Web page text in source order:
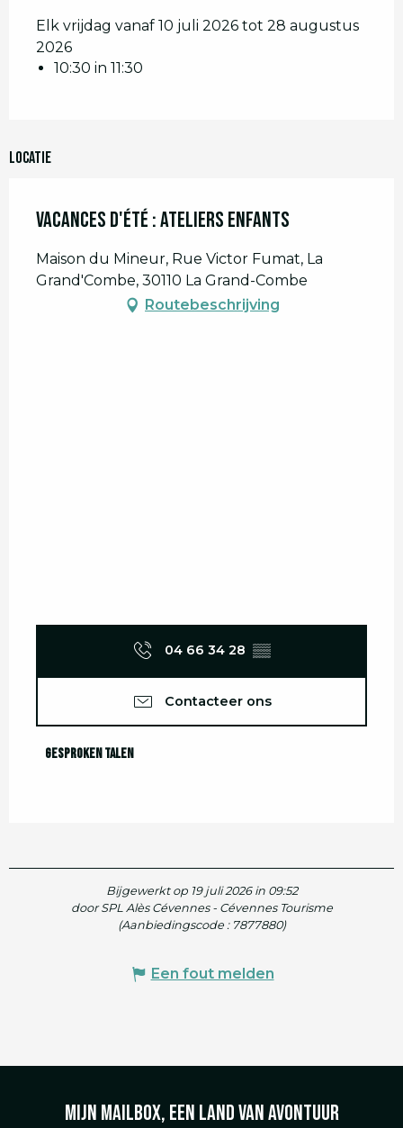
Elk vrijdag vanaf 10 juli 2026 tot 28 augustus
2026
10:30 in 11:30
Locatie
Vacances d'été : Ateliers enfants
Maison du Mineur, Rue Victor Fumat, La
Grand'Combe, 30110 La Grand-Combe
Routebeschrijving
04 66 34 28 ▒▒
Contacteer ons
Gesproken talen
Gesproken talen
Bijgewerkt op 19 juli 2026 in 09:52
door SPL Alès Cévennes - Cévennes Tourisme
(Aanbiedingscode : 7877880)
Een fout melden
Mijn mailbox, een land van avontuur